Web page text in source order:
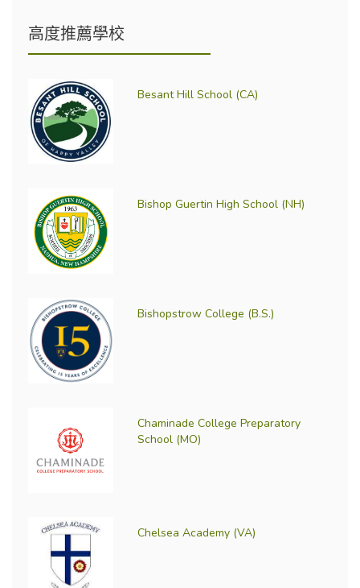
高度推薦學校
Besant Hill School (CA)
Bishop Guertin High School (NH)
Bishopstrow College (B.S.)
Chaminade College Preparatory
School (MO)
Chelsea Academy (VA)